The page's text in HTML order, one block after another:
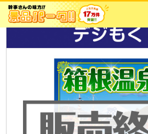
TOP > 販売終了